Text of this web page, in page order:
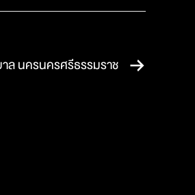
ล นครนครศรีธรรมราช